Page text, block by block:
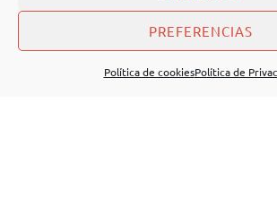
PREFERENCIAS
Política de cookiesPolítica de